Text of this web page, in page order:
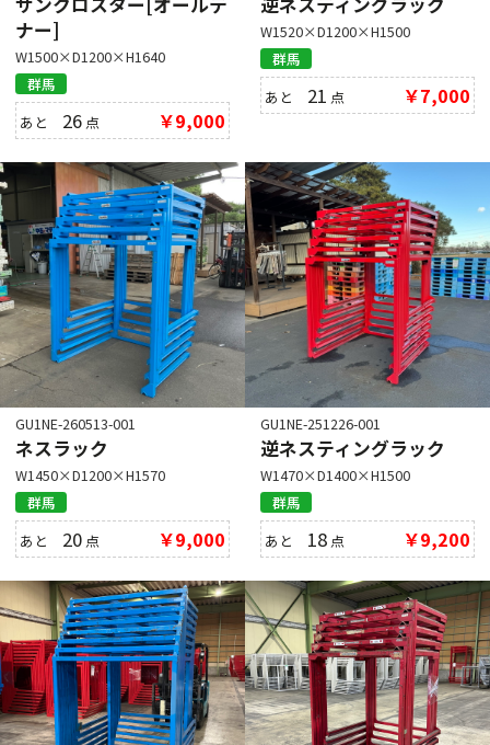
ナー]
W1500×D1200×H1640
群馬
あと 26 点 ￥9,000
W1520×D1200×H1500
群馬
あと 21 点 ￥7,000
GU1NE-260513-001
ネスラック
W1450×D1200×H1570
群馬
あと 20 点 ￥9,000
GU1NE-251226-001
逆ネスティングラック
W1470×D1400×H1500
群馬
あと 18 点 ￥9,200